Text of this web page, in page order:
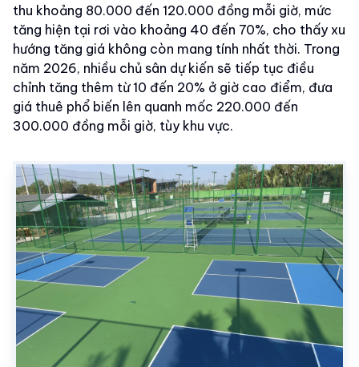
thu khoảng 80.000 đến 120.000 đồng mỗi giờ, mức
tăng hiện tại rơi vào khoảng 40 đến 70%, cho thấy xu
hướng tăng giá không còn mang tính nhất thời. Trong
năm 2026, nhiều chủ sân dự kiến sẽ tiếp tục điều
chỉnh tăng thêm từ 10 đến 20% ở giờ cao điểm, đưa
giá thuê phổ biến lên quanh mốc 220.000 đến
300.000 đồng mỗi giờ, tùy khu vực.